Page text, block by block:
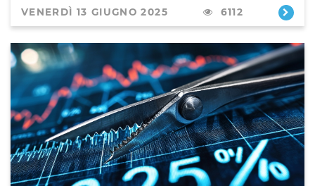
VENERDÌ 13 GIUGNO 2025 6112